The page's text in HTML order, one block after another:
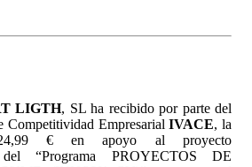
LIGTH, SL ha recibido por parte del
Competitividad EmpresarialIVACE, la
€ en apoyo al proyecto
“Programa PROYECTOS DE